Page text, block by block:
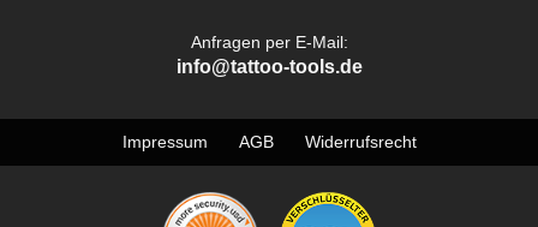
Anfragen per E-Mail:
info@tattoo-tools.de
Impressum AGB Widerrufsrecht